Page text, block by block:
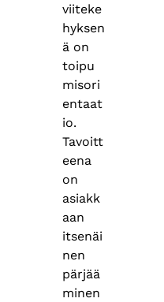
viiteke
hyksen
ä on
toipu
misori
entaat
io.
Tavoitt
eena
on
asiakk
aan
itsenäi
nen
pärjää
minen